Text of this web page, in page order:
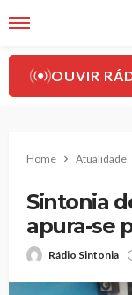
OUVIR
Home Atualidade
Sintonia
apura-se
Rádio Sintonia